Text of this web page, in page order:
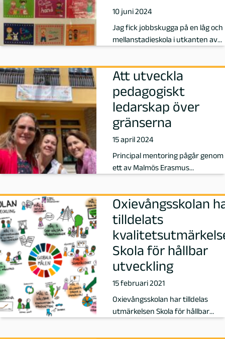
y
b
r
g
,
F
ö
r
f
a
t
t
10 juni 2024
Jag fick jobbskugga på en låg och
mellanstadieskola i utkanten av
Att utveckla
pedagogiskt
ledarskap över
gränserna
15 april 2024
Principal mentoring pågår genom
ett av Malmös Erasmus
Oxievångsskolan
tilldelats
Skola för hållbar
utveckling
15 februari 2021
Oxievångsskolan har tilldelas
utmärkelsen Skola för hållbar